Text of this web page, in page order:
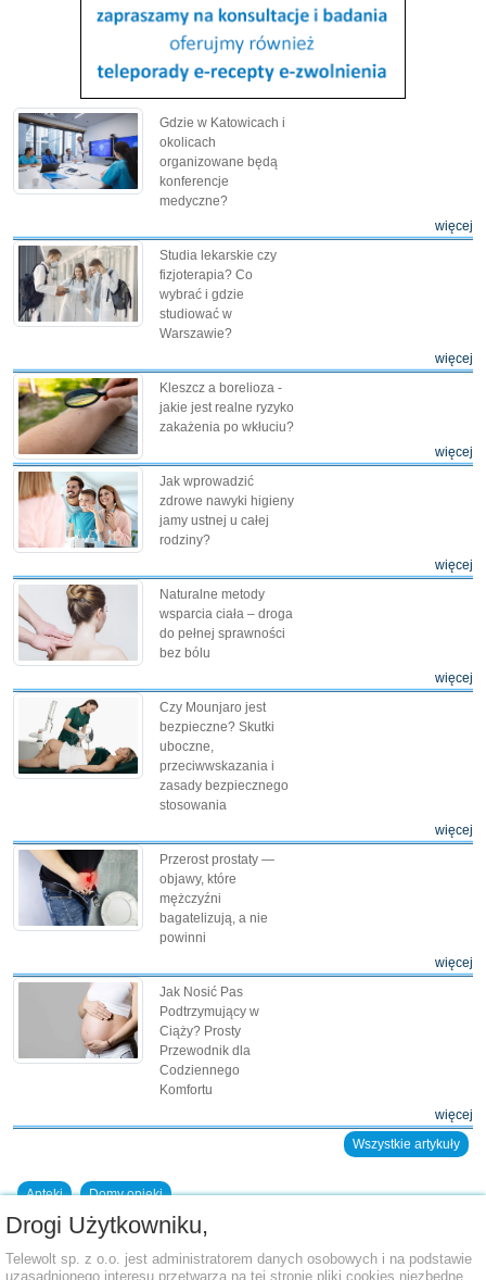
Gdzie w Katowicach i
okolicach
organizowane będą
konferencje
medyczne?
więcej
Studia lekarskie czy
fizjoterapia? Co
wybrać i gdzie
studiować w
Warszawie?
więcej
Kleszcz a borelioza -
jakie jest realne ryzyko
zakażenia po wkłuciu?
więcej
Jak wprowadzić
zdrowe nawyki higieny
jamy ustnej u całej
rodziny?
więcej
Naturalne metody
wsparcia ciała – droga
do pełnej sprawności
bez bólu
więcej
Czy Mounjaro jest
bezpieczne? Skutki
uboczne,
przeciwwskazania i
zasady bezpiecznego
stosowania
więcej
Przerost prostaty —
objawy, które
mężczyźni
bagatelizują, a nie
powinni
więcej
Jak Nosić Pas
Podtrzymujący w
Ciąży? Prosty
Przewodnik dla
Codziennego
Komfortu
więcej
Wszystkie artykuły
Apteki Domy opieki
Dodaj placówkę do bazy
Drogi Użytkowniku,
Telewolt sp. z o.o. jest administratorem danych osobowych i na podstawie
uzasadnionego interesu przetwarza na tej stronie pliki cookies niezbędne